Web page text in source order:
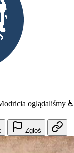
oglądaliśmy ♿
Zgłoś